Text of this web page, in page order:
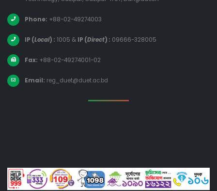
Phone: +88-02-49274003
IP (Local) : 1005 & IP (Direct) : 09666-328005
Fax: +88-02-49274001-02
Email: reg_duet@duet.ac.bd